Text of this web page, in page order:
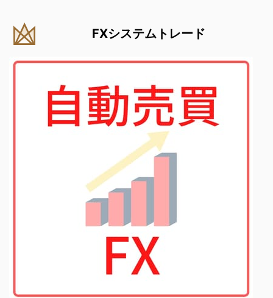
FXシステムトレード